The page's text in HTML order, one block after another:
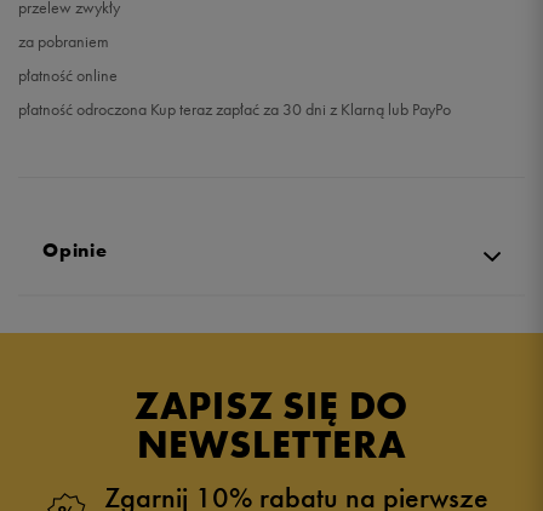
przelew zwykły
za pobraniem
płatność online
płatność odroczona Kup teraz zapłać za 30 dni z Klarną lub PayPo
Opinie
ZAPISZ SIĘ DO
NEWSLETTERA
Zgarnij 10% rabatu na pierwsze